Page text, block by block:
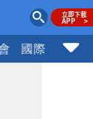
國際 財經